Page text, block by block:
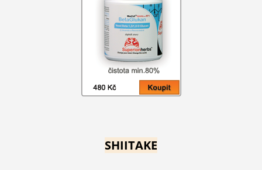
SHIITAKE